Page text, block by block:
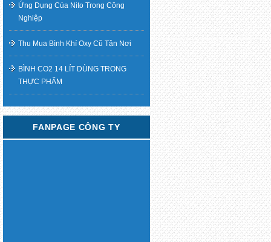
Ứng Dụng Của Nito Trong Công
Nghiệp
Thu Mua Bình Khí Oxy Cũ Tận Nơi
BÌNH CO2 14 LÍT DÙNG TRONG
THỰC PHẨM
FANPAGE CÔNG TY